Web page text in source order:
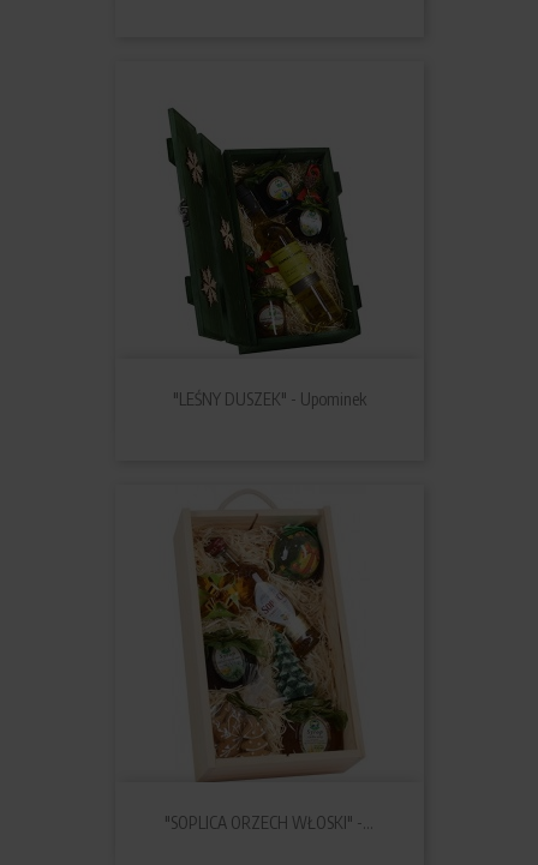
"LEŚNY DUSZEK" - Upominek
"SOPLICA ORZECH WŁOSKI" -...